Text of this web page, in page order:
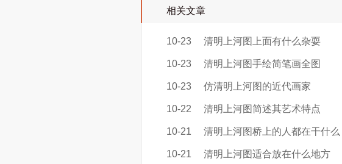
相关文章
10-23 清明上河图上面有什么杂耍
10-23 清明上河图手绘简笔画全图
10-23 仿清明上河图的近代画家
10-22 清明上河图简述其艺术特点
10-21 清明上河图桥上的人都在干什么
10-21 清明上河图适合放在什么地方